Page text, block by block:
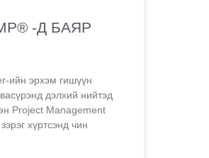
-Д БАЯР
ийн эрхэм гишүүн
дэлхий нийтэд
Project Management
хүртсэнд чин